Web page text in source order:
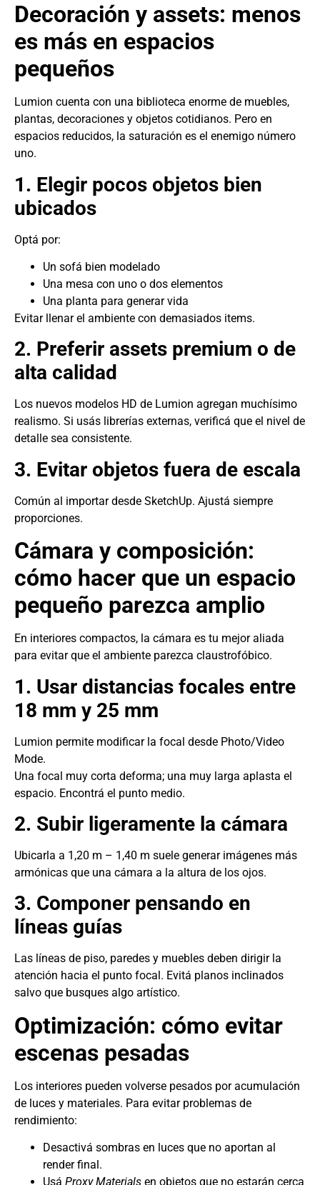
Decoración y assets: menos
es más en espacios
pequeños
Lumion cuenta con una biblioteca enorme de muebles,
plantas, decoraciones y objetos cotidianos. Pero en
espacios reducidos, la saturación es el enemigo número
uno.
1. Elegir pocos objetos bien
ubicados
Optá por:
Un sofá bien modelado
Una mesa con uno o dos elementos
Una planta para generar vida
Evitar llenar el ambiente con demasiados items.
2. Preferir assets premium o de
alta calidad
Los nuevos modelos HD de Lumion agregan muchísimo
realismo. Si usás librerías externas, verificá que el nivel de
detalle sea consistente.
3. Evitar objetos fuera de escala
Común al importar desde SketchUp. Ajustá siempre
proporciones.
Cámara y composición:
cómo hacer que un espacio
pequeño parezca amplio
En interiores compactos, la cámara es tu mejor aliada
para evitar que el ambiente parezca claustrofóbico.
1. Usar distancias focales entre
18 mm y 25 mm
Lumion permite modificar la focal desde Photo/Video
Mode.
Una focal muy corta deforma; una muy larga aplasta el
espacio. Encontrá el punto medio.
2. Subir ligeramente la cámara
Ubicarla a 1,20 m – 1,40 m suele generar imágenes más
armónicas que una cámara a la altura de los ojos.
3. Componer pensando en
líneas guías
Las líneas de piso, paredes y muebles deben dirigir la
atención hacia el punto focal. Evitá planos inclinados
salvo que busques algo artístico.
Optimización: cómo evitar
escenas pesadas
Los interiores pueden volverse pesados por acumulación
de luces y materiales. Para evitar problemas de
rendimiento:
Desactivá sombras en luces que no aportan al
render final.
Usá Proxy Materials en objetos que no estarán cerca